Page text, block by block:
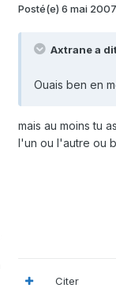
Posté(e) 6 mai 2007
Axtrane a
Ouais ben en
mais au moins tu
l'un ou l'autre ou
Citer